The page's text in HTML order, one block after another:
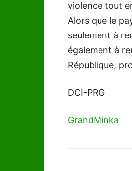
violence tout
Alors que le
seulement à
également à
République,
DCI-PRG
GrandMinka